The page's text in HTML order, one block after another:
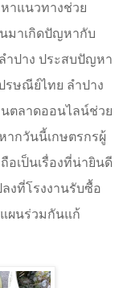
าแนวทางช่วย
มาเกิดปัญหากับ
ำปาง ประสบปัญหา
รษณีย์ไทย ลำปาง
ตลาดออนไลน์ช่วย
ากวันนี้เกษตรกรผู้
เป็นเรื่องที่น่ายินดี
งที่โรงงานรับซื้อ
ผนร่วมกันแก้